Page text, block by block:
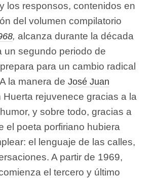
y los responsos, contenidos en
del volumen compilatorio
, alcanza durante la década
un segundo periodo de
para un cambio radical
la manera de José Juan
Huerta rejuvenece gracias a la
y sobre todo, gracias a
el poeta porfiriano hubiera
el lenguaje de las calles,
A partir de 1969,
el tercero y último